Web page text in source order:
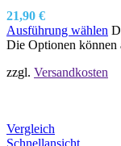
21,90 €
Ausführung wählen
Die Optionen können
zzgl. Versandkosten
Vergleich
Schnellansicht